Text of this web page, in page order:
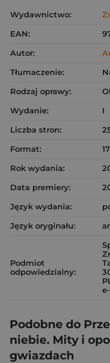
Wydawnictwo:
EAN:
Autor:
Tłumaczenie:
Rodzaj oprawy:
Wydanie:
I
Liczba stron:
Format:
Rok wydania:
Data premiery:
Język wydania:
Język oryginału:
Podmiot
odpowiedzialny:
Podobne do
niebie. Mity i
gwiazdach